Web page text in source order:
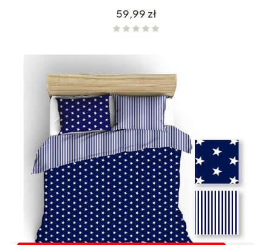
Cena
59,99 zł